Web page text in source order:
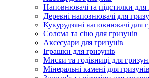
Наповнювачі та підстилки для
Деревні наповнювачі для
Кукурудзяні наповнювачі для
Солома та сіно для гризунів
Аксесуари для гризунів
Іграшки для гризунів
Миски та годівниці для
Мінеральні камені для гризунів